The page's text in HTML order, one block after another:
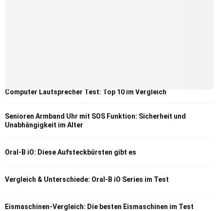
Computer Lautsprecher Test: Top 10 im Vergleich
Senioren Armband Uhr mit SOS Funktion: Sicherheit und
Unabhängigkeit im Alter
Oral-B iO: Diese Aufsteckbürsten gibt es
Vergleich & Unterschiede: Oral-B iO Series im Test
Eismaschinen-Vergleich: Die besten Eismaschinen im Test